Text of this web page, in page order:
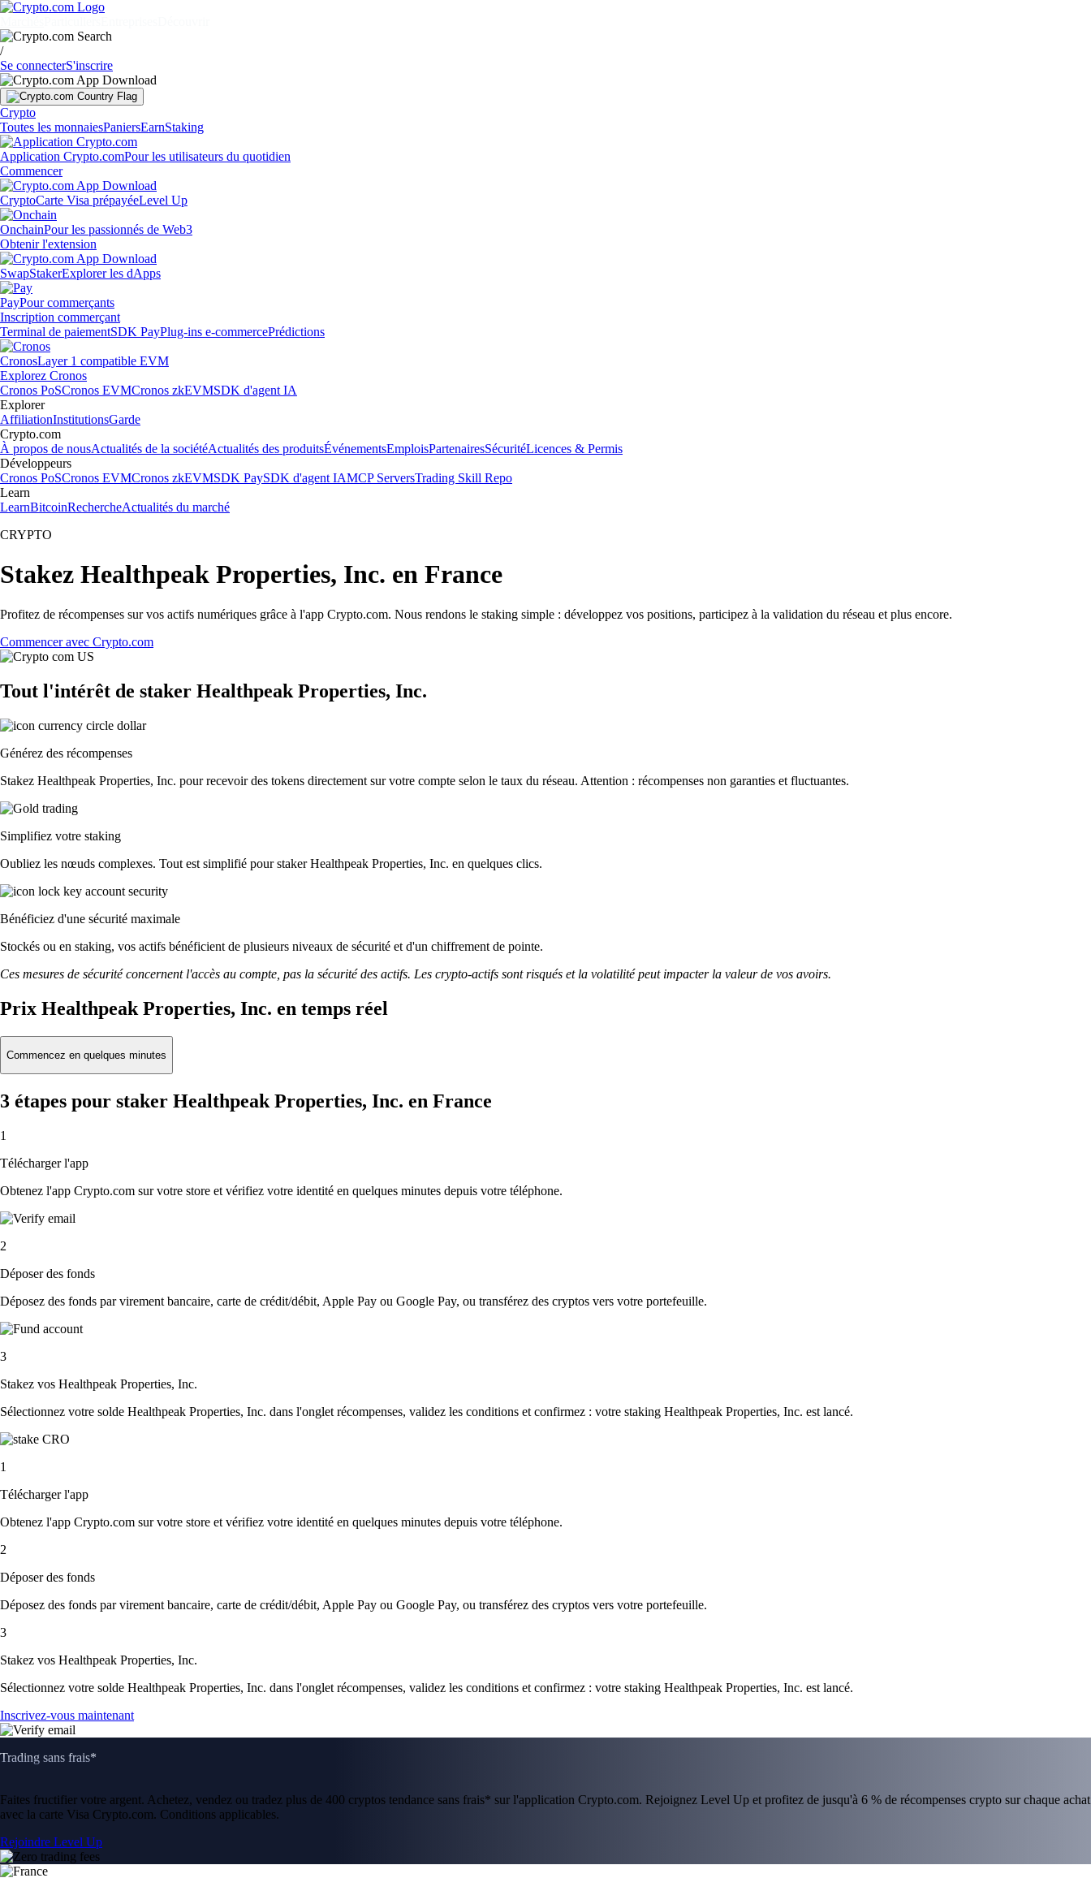
/
Se connecterS'inscrire
Crypto
Toutes les monnaiesPaniersEarnStaking
Application Crypto.comPour les utilisateurs du quotidien
Commencer
CryptoCarte Visa prépayéeLevel Up
OnchainPour les passionnés de Web3
Obtenir l'extension
SwapStakerExplorer les dApps
PayPour commerçants
Inscription commerçant
Terminal de paiementSDK PayPlug-ins e-commercePrédictions
CronosLayer 1 compatible EVM
Explorez Cronos
Cronos PoSCronos EVMCronos zkEVMSDK d'agent IA
Explorer
AffiliationInstitutionsGarde
Crypto.com
À propos de nousActualités de la sociétéActualités des produitsÉvénementsEmploisPartenairesSécuritéLicences & Permis
Développeurs
Cronos PoSCronos EVMCronos zkEVMSDK PaySDK d'agent IAMCP ServersTrading Skill Repo
Learn
LearnBitcoinRechercheActualités du marché
CRYPTO
Stakez Healthpeak Properties, Inc. en France
Profitez de récompenses sur vos actifs numériques grâce à l'app Crypto.com. Nous rendons le staking simple : développez vos positions, participez à la validation du réseau et plus encore.
Commencer avec Crypto.com
Tout l'intérêt de staker Healthpeak Properties, Inc.
Générez des récompenses
Stakez Healthpeak Properties, Inc. pour recevoir des tokens directement sur votre compte selon le taux du réseau. Attention : récompenses non garanties et fluctuantes.
Simplifiez votre staking
Oubliez les nœuds complexes. Tout est simplifié pour staker Healthpeak Properties, Inc. en quelques clics.
Bénéficiez d'une sécurité maximale
Stockés ou en staking, vos actifs bénéficient de plusieurs niveaux de sécurité et d'un chiffrement de pointe.
Ces mesures de sécurité concernent l'accès au compte, pas la sécurité des actifs. Les crypto-actifs sont risqués et la volatilité peut impacter la valeur de vos avoirs.
Prix Healthpeak Properties, Inc. en temps réel
Commencez en quelques minutes
3 étapes pour staker Healthpeak Properties, Inc. en France
1
Télécharger l'app
Obtenez l'app Crypto.com sur votre store et vérifiez votre identité en quelques minutes depuis votre téléphone.
2
Déposer des fonds
Déposez des fonds par virement bancaire, carte de crédit/débit, Apple Pay ou Google Pay, ou transférez des cryptos vers votre portefeuille.
3
Stakez vos Healthpeak Properties, Inc.
Sélectionnez votre solde Healthpeak Properties, Inc. dans l'onglet récompenses, validez les conditions et confirmez : votre staking Healthpeak Properties, Inc. est lancé.
1
Télécharger l'app
Obtenez l'app Crypto.com sur votre store et vérifiez votre identité en quelques minutes depuis votre téléphone.
2
Déposer des fonds
Déposez des fonds par virement bancaire, carte de crédit/débit, Apple Pay ou Google Pay, ou transférez des cryptos vers votre portefeuille.
3
Stakez vos Healthpeak Properties, Inc.
Sélectionnez votre solde Healthpeak Properties, Inc. dans l'onglet récompenses, validez les conditions et confirmez : votre staking Healthpeak Properties, Inc. est lancé.
Inscrivez-vous maintenant
Trading sans frais*
Faites fructifier votre argent. Achetez, vendez ou tradez plus de 400 cryptos tendance sans frais* sur l'application Crypto.com. Rejoignez Level Up et profitez de jusqu'à 6 % de récompenses crypto sur chaque achat
avec la carte Visa Crypto.com. Conditions applicables.
Rejoindre Level Up